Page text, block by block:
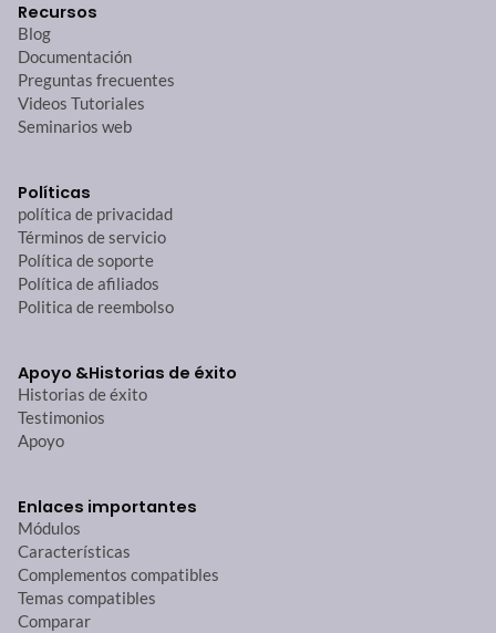
Recursos
Blog
Documentación
Preguntas frecuentes
Videos Tutoriales
Seminarios web
Políticas
política de privacidad
Términos de servicio
Política de soporte
Política de afiliados
Politica de reembolso
Apoyo &Historias de éxito
Historias de éxito
Testimonios
Apoyo
Enlaces importantes
Módulos
Características
Complementos compatibles
Temas compatibles
Comparar